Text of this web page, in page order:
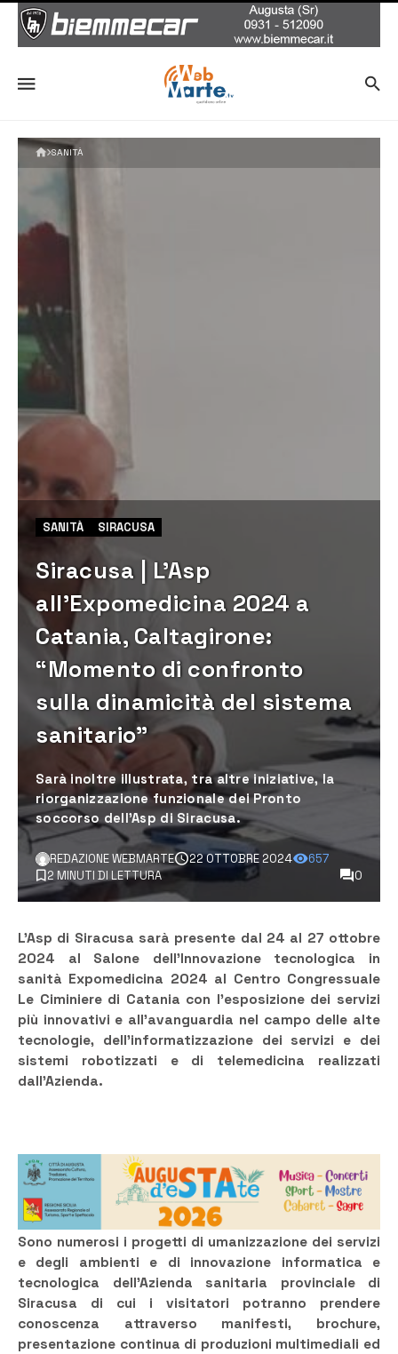
SANITÀ
SANITÀ SIRACUSA
Siracusa | L’Asp
all’Expomedicina 2024 a
Catania, Caltagirone:
“Momento di confronto
sulla dinamicità del sistema
sanitario”
Sarà inoltre illustrata, tra altre iniziative, la
riorganizzazione funzionale dei Pronto
soccorso dell’Asp di Siracusa.
REDAZIONE WEBMARTE 22 OTTOBRE 2024
657
2 MINUTI DI LETTURA
0
L’Asp di Siracusa sarà presente dal 24 al 27 ottobre
2024 al Salone dell’Innovazione tecnologica in
sanità Expomedicina 2024 al Centro Congressuale
Le Ciminiere di Catania con l’esposizione dei servizi
più innovativi e all’avanguardia nel campo delle alte
tecnologie, dell’informatizzazione dei servizi e dei
sistemi robotizzati e di telemedicina realizzati
dall’Azienda.
Sono numerosi i progetti di umanizzazione dei servizi
e degli ambienti e di innovazione informatica e
tecnologica dell’Azienda sanitaria provinciale di
Siracusa di cui i visitatori potranno prendere
conoscenza attraverso manifesti, brochure,
presentazione continua di produzioni multimediali ed